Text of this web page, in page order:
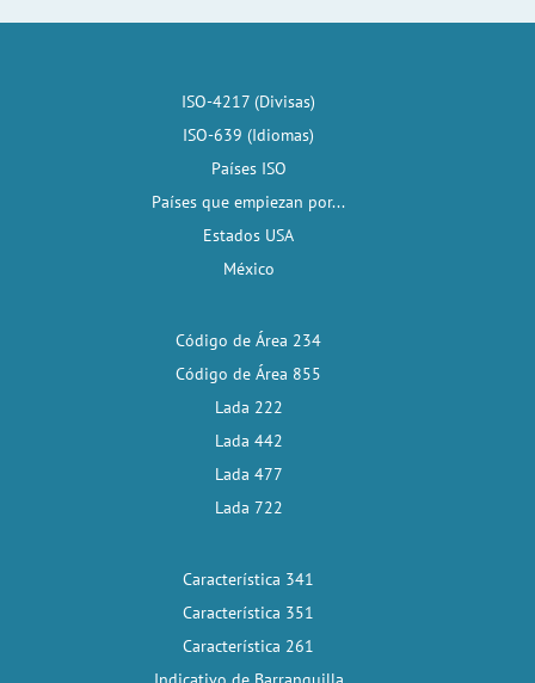
ISO-4217 (Divisas)
ISO-639 (Idiomas)
Países ISO
Países que empiezan por...
Estados USA
México
Código de Área 234
Código de Área 855
Lada 222
Lada 442
Lada 477
Lada 722
Característica 341
Característica 351
Característica 261